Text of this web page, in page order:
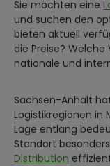
Sie möchten eine
und suchen den
bieten aktuell
die Preise?
nationale und
Sachsen-Anhalt
Logistikregionen in
Lage entlang
Standort
Distribution